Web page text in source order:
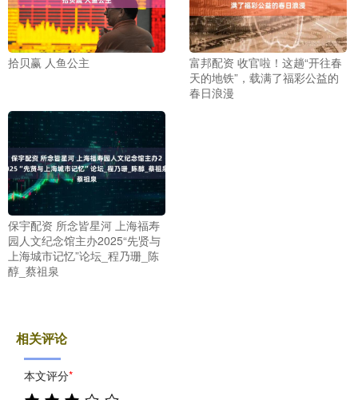
拾贝赢 人鱼公主
富邦配资 收官啦！这趟“开往春
天的地铁”，载满了福彩公益的
春日浪漫
保宇配资 所念皆星河 上海福寿
园人文纪念馆主办2025“先贤与
上海城市记忆”论坛_程乃珊_陈
醇_蔡祖泉
相关评论
本文评分*